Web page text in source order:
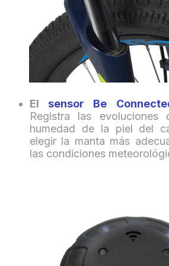
El sensor Be
Registra las evoluciones
humedad de la piel del
elegir la manta más
las condiciones